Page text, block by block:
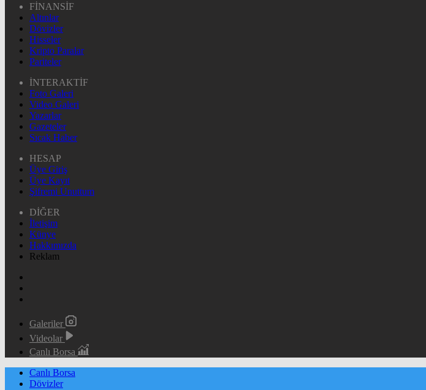
FİNANSİF
Altınlar
Dövizler
Hisseler
Kripto Paralar
Pariteler
İNTERAKTİF
Foto Galeri
Video Galeri
Yazarlar
Gazeteler
Sıcak Haber
HESAP
Üye Giriş
Üye Kayıt
Şifremi Unuttum
DİĞER
İletişim
Künye
Hakkımızda
Reklam
Galeriler
Videolar
Canlı Borsa
Canlı Borsa
Dövizler